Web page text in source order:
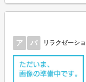
ア パ リラクゼーシ